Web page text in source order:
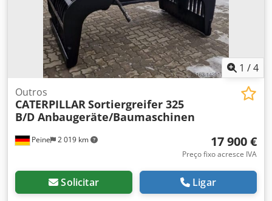
1 /4
Peine 2 019 km
Outros
CATERPILLARSortiergreifer 325
B/D Anbaugeräte/Baumaschinen
17 900 €
Preço fixo acresce IVA
Solicitar Ligar